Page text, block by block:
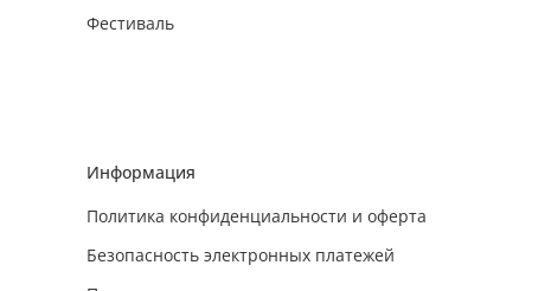
Фестиваль
Информация
Политика конфиденциальности и оферта
Безопасность электронных платежей